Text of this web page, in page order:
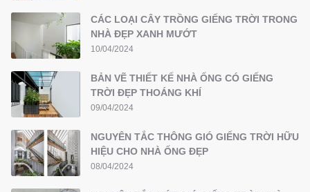
CÁC LOẠI CÂY TRỒNG GIẾNG TRỜI TRONG
NHÀ ĐẸP XANH MƯỚT
10/04/2024
BẢN VẼ THIẾT KẾ NHÀ ỐNG CÓ GIẾNG
TRỜI ĐẸP THOÁNG KHÍ
09/04/2024
NGUYÊN TẮC THÔNG GIÓ GIẾNG TRỜI HỮU
HIỆU CHO NHÀ ỐNG ĐẸP
08/04/2024